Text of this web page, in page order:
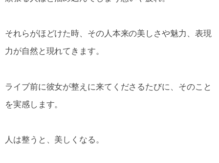
それらがほどけた時、その人本来の美しさや魅力、表現
力が自然と現れてきます。
ライブ前に彼女が整えに来てくださるたびに、そのこと
を実感します。
人は整うと、美しくなる。